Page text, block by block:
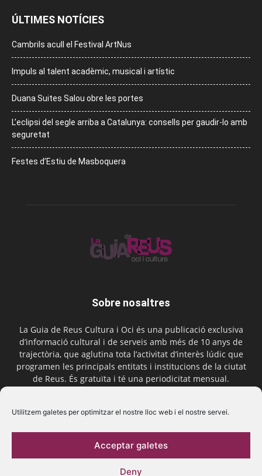
Utilitzem galetes per optimitzar el nostre lloc web i el nostre servei.
Acceptar galetes
Deny
ÚLTIMES NOTÍCIES
Cambrils acull el Festival ArtNus
Impuls al talent acadèmic, musical i artístic
Duana Suites Salou obre les portes
L’eclipsi del segle arriba a Catalunya: consells per gaudir-lo amb
seguretat
Festes d’Estiu de Masboquera
Sobre nosaltres
La Guia de Reus Cultura i Oci és una publicació exclusiva
d’informació cultural i de serveis amb més de 10 anys de
trajectòria, que aglutina tota l’activitat d’interès lúdic que
programen les principals entitats i institucions de la ciutat
de Reus. És gratuïta i té una periodicitat mensual.
Segueix-nos